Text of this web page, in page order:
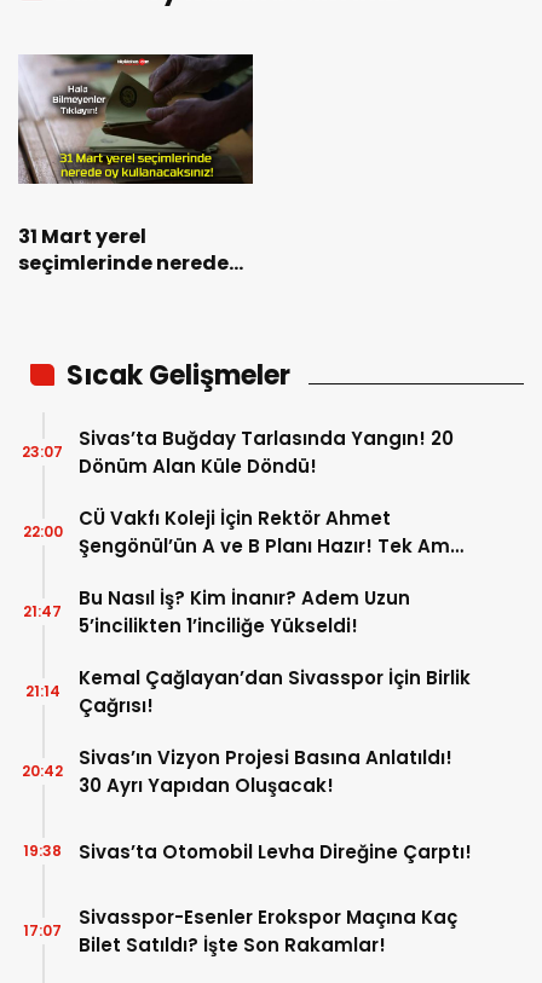
31 Mart yerel
seçimlerinde nerede
Sıcak Gelişmeler
Sivas’ta Buğday Tarlasında Yangın! 20
Dönüm Alan Küle Döndü!
23:07
CÜ Vakfı Koleji İçin Rektör Ahmet
Şengönül’ün A ve B Planı Hazır! Tek Amaç
22:00
Bu Nasıl İş? Kim İnanır? Adem Uzun
5’incilikten 1’inciliğe Yükseldi!
21:47
Kemal Çağlayan’dan Sivasspor İçin Birlik
Çağrısı!
21:14
Sivas’ın Vizyon Projesi Basına Anlatıldı!
30 Ayrı Yapıdan Oluşacak!
20:42
Sivas’ta Otomobil Levha Direğine Çarptı!
19:38
Sivasspor-Esenler Erokspor Maçına Kaç
Bilet Satıldı? İşte Son Rakamlar!
17:07